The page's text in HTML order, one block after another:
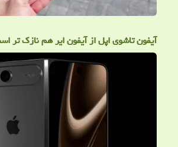
آیفون تاشوی اپل از آیفون ایر هم نازک تر